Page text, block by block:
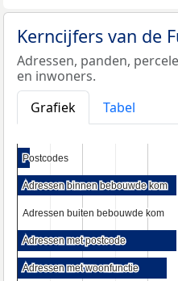
Kerncijfers van de
Adressen, panden,
en inwoners.
Grafiek
Tabel
Postcodes
Postcodes
Adressen binnen bebouwde kom
Adressen binnen bebouwde kom
Adressen buiten bebouwde kom
Adressen buiten bebouwde kom
Adressen met postcode
Adressen met postcode
Adressen met woonfunctie
Adressen met woonfunctie